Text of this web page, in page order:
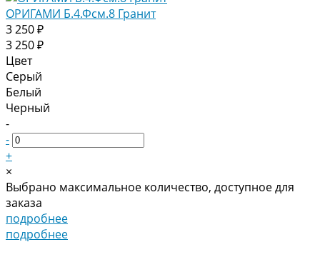
ОРИГАМИ Б.4.Фсм.8 Гранит
3 250 ₽
3 250 ₽
Цвет
Серый
Белый
Черный
-
-
+
×
Выбрано максимальное количество, доступное для
заказа
подробнее
подробнее